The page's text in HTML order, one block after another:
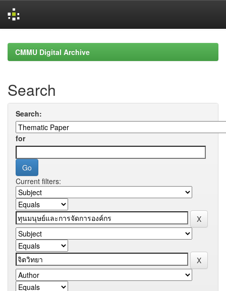
navigationCMMU Digital Archive
Search
Search:
for
Current filters: